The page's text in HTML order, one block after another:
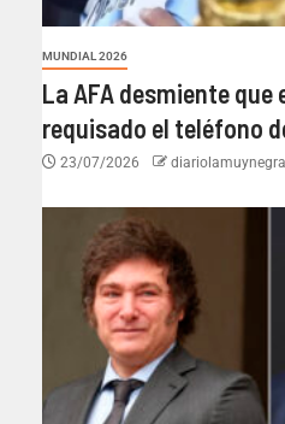
MUNDIAL 2026
La AFA desmiente que
requisado el teléfono
23/07/2026 diariolamuynegra